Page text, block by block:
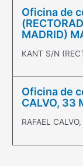
Oficina de
MADRID)
KANT S/N
Oficina de
CALVO, 33
RAFAEL